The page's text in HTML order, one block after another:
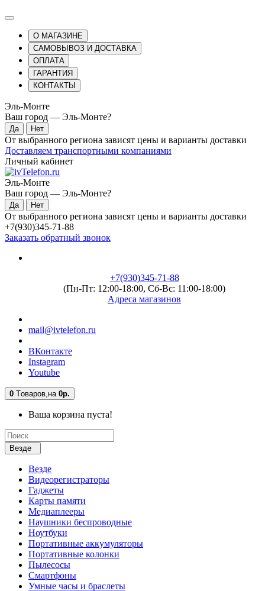
О МАГАЗИНЕ
САМОВЫВОЗ И ДОСТАВКА
ОПЛАТА
ГАРАНТИЯ
КОНТАКТЫ
Эль-Монте
Ваш город — Эль-Монте?
От выбранного региона зависят цены и варианты доставки
Доставляем транспортными компаниями
Личный кабинет
Эль-Монте
Ваш город — Эль-Монте?
От выбранного региона зависят цены и варианты доставки
+7(930)345-71-88
Заказать обратный звонок
+7(930)345-71-88
(Пн-Пт: 12:00-18:00, Сб-Вс: 11:00-18:00)
Адреса магазинов
mail@ivtelefon.ru
ВКонтакте
Instagram
Youtube
0 Tоваров,на 0р.
Ваша корзина пуста!
Везде
Везде
Видеорегистраторы
Гаджеты
Карты памяти
Медиаплееры
Наушники беспроводные
Ноутбуки
Портативные аккумуляторы
Портативные колонки
Пылесосы
Смартфоны
Умные часы и браслеты